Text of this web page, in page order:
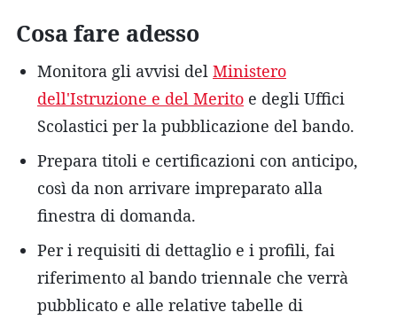
Cosa fare adesso
Monitora gli avvisi del Ministero
dell'Istruzione e del Merito e degli Uffici
Scolastici per la pubblicazione del bando.
Prepara titoli e certificazioni con anticipo,
così da non arrivare impreparato alla
finestra di domanda.
Per i requisiti di dettaglio e i profili, fai
riferimento al bando triennale che verrà
pubblicato e alle relative tabelle di